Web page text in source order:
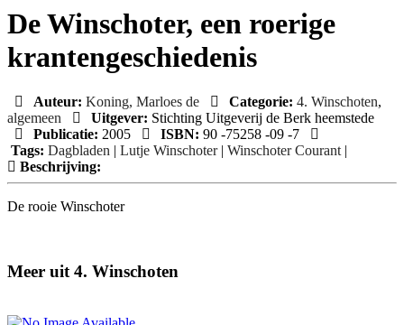
De Winschoter, een roerige
krantengeschiedenis
Auteur: Koning, Marloes de Categorie: 4. Winschoten,
algemeen
Uitgever: Stichting Uitgeverij de Berk heemstede
Publicatie: 2005 ISBN: 90 -75258 -09 -7
Tags: Dagbladen | Lutje Winschoter| Winschoter Courant |
Beschrijving:
De rooie Winschoter
Meer uit 4. Winschoten